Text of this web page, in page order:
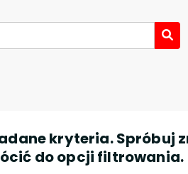
kryteria. Spróbuj
do opcji filtrowania.